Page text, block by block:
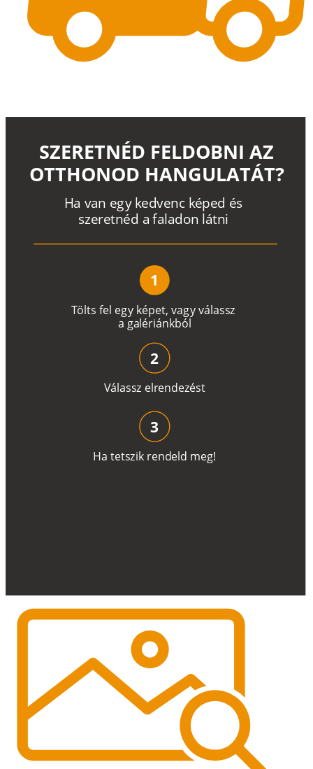
Tölts fel egy képet, vagyválassz
a galériánkból
Ha van egy kedvenc képed és
szeretnéd a faladon látni
SZERETNÉD FELDOBNI AZ
OTTHONOD HANGULATÁT?
1
Válassz elrendezést
2
Ha tetszik rendeld meg!
3